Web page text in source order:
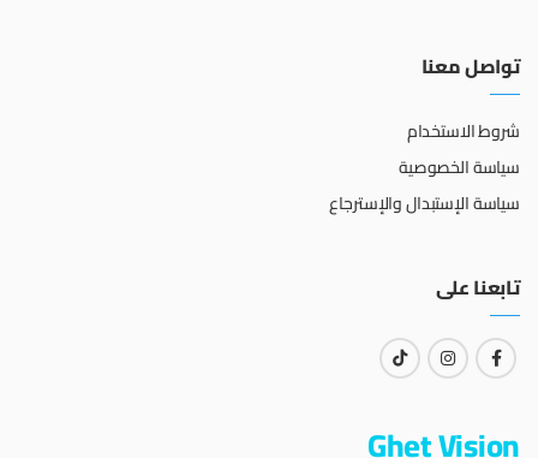
تواصل معنا
شروط الاستخدام
سياسة الخصوصية
سياسة الإستبدال والإسترجاع
تابعنا على
Ghet Vision